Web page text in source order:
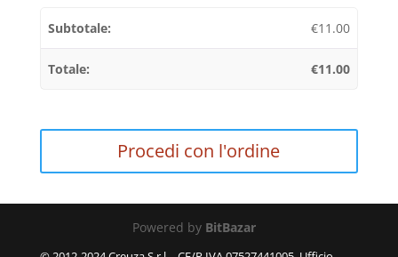
€11.00
€11.00
Procedi con l'ordine
Powered by BitBazar